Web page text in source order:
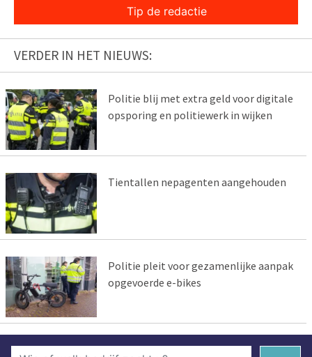
Tip de redactie
VERDER IN HET NIEUWS:
Politie blij met extra geld voor digitale
opsporing en politiewerk in wijken
Tientallen nepagenten aangehouden
Politie pleit voor gezamenlijke aanpak
opgevoerde e-bikes